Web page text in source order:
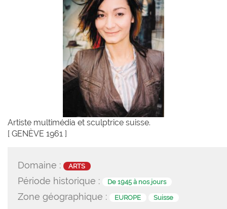
Artiste multimédia et sculptrice suisse.
[ GENÈVE 1961 ]
Domaine : ARTS
Période historique : De 1945 à nos jours
Zone géographique : EUROPE Suisse